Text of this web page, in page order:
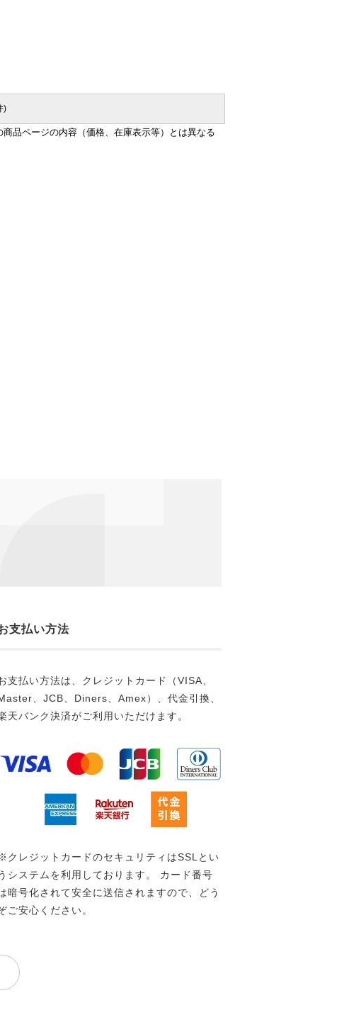
)
品ページの内容（価格、在庫表示等）とは異なる
支払い方法
支払い方法は、クレジットカード（VISA、
、JCB、Diners、Amex）、代金引換、
天バンク決済がご利用いただけます。
クレジットカードのセキュリティはSSLとい
システムを利用しております。 カード番号
暗号化されて安全に送信されますので、どう
ご安心ください。